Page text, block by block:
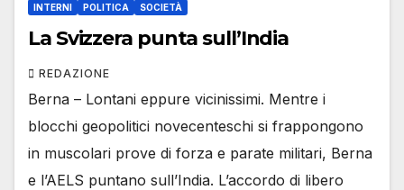
INTERNI
POLITICA SOCIETÀ
La Svizzera punta sull’India
REDAZIONE
Berna – Lontani eppure vicinissimi. Mentre i
blocchi geopolitici novecenteschi si frappongono
in muscolari prove di forza e parate militari, Berna
e l’AELS puntano sull’India. L’accordo di libero